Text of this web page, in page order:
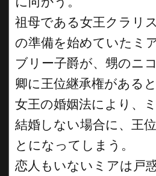
祖母である女王クラリ
の準備を始めていたミ
ブリー子爵が、甥のニ
卿に王位継承権がある
女王の婚姻法により、
結婚しない場合に、王
とになってしまう。
恋人もいないミアは戸